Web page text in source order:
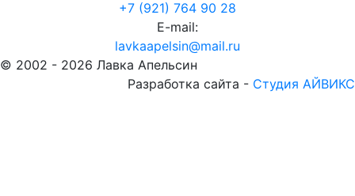
+7 (921) 764 90 28
E-mail:
lavkaapelsin@mail.ru
© 2002 - 2026 Лавка Апельсин
Разработка сайта - Студия АЙВИКС